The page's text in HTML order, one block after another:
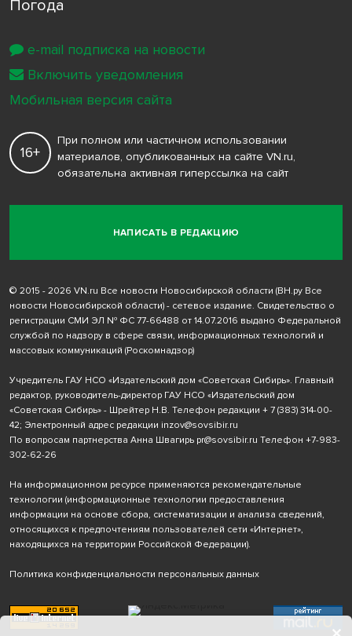
Погода
НАПИСАТЬ В РЕДАКЦИЮ
16+
При полном или частичном использовании
материалов, опубликованных на сайте VN.ru,
обязательна активная гиперссылка на сайт
© 2015 - 2026 VN.ru Все новости Новосибирской области (ВН.ру Все
новости Новосибирской области) - сетевое издание. Свидетельство о
регистрации СМИ ЭЛ № ФС 77-66488 от 14.07.2016 выдано Федеральной
службой по надзору в сфере связи, информационных технологий и
массовых коммуникаций (Роскомнадзор)
Учредитель ГАУ НСО «Издательский дом «Советская Сибирь». Главный
редактор, руководитель-директор ГАУ НСО «Издательский дом
«Советская Сибирь» - Шрейтер Н.В. Телефон редакции + 7 (383) 314-00-
42; Электронный адрес редакции inzov@sovsibir.ru
По вопросам партнерства Анна Швагирь pr@sovsibir.ru Телефон +7-983-
302-62-26
На информационном ресурсе применяются рекомендательные
технологии (информационные технологии предоставления
информации на основе сбора, систематизации и анализа сведений,
относящихся к предпочтениям пользователей сети «Интернет»,
находящихся на территории Российской Федерации).
Политика конфиденциальности персональных данных
e-mail подписка на новости
Включить уведомления
Мобильная версия сайта